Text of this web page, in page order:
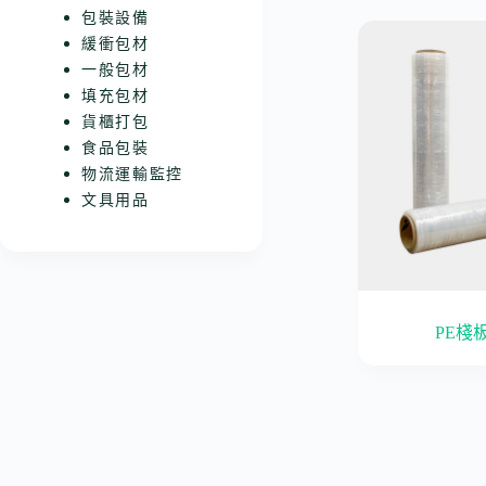
PE棧
包裝設備
緩衝包材
一般包材
填充包材
貨櫃打包
食品包裝
物流運輸監控
文具用品